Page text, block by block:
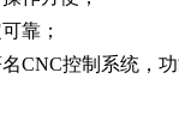
靠；
CNC控制系统，